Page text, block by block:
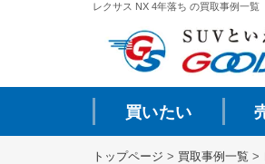
レクサス NX 4年落ち の買取事例一覧
買いたい
トップページ > 買取事例一覧 >